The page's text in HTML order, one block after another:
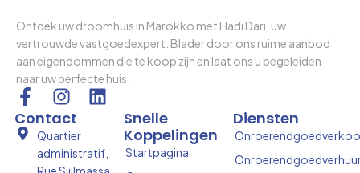
Ontdek uw droomhuis in Marokko met Hadi Dari, uw
vertrouwde vastgoedexpert. Blader door ons ruime aanbod
aan eigendommen die te koop zijn en laat ons u begeleiden
naar uw perfecte huis.
F
a
c
I
n
s
t
L
k
Snelle
Koppelingen
Startpagina
Diensten
Contact
Quartier
administratif,